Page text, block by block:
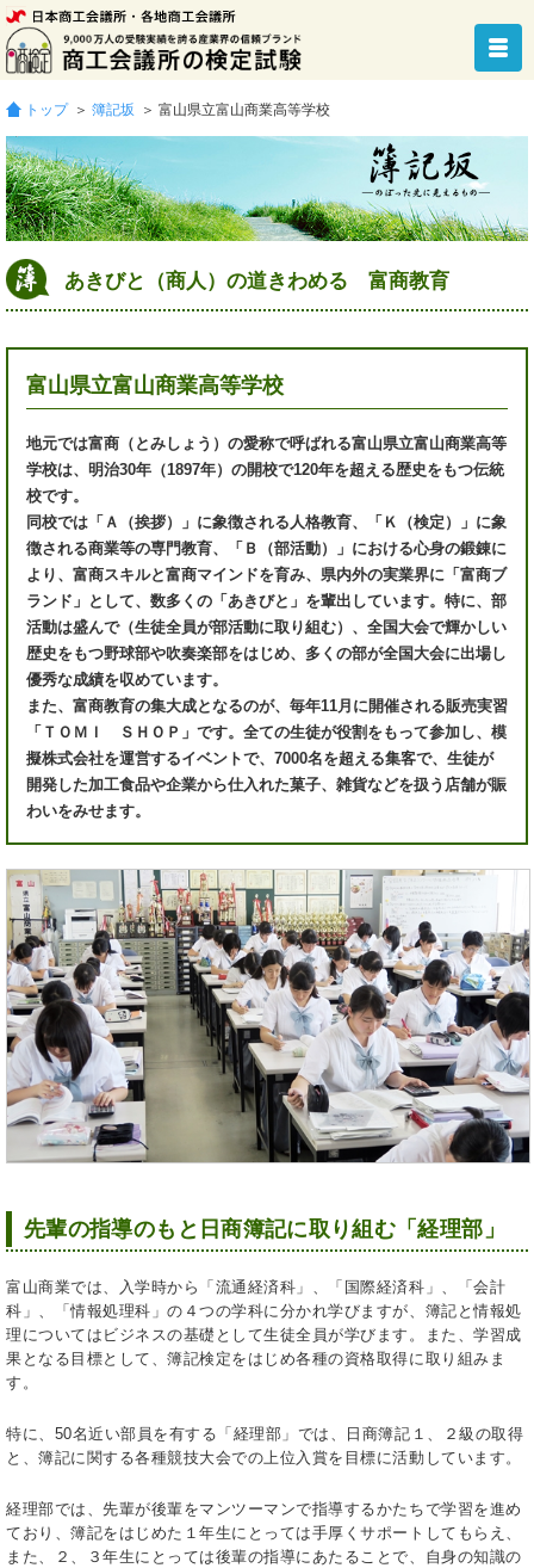
トップ ＞ 簿記坂 ＞ 富山県立富山商業高等学校
あきびと（商人）の道きわめる 富商教育
富山県立富山商業高等学校
地元では富商（とみしょう）の愛称で呼ばれる富山県立富山商業高等
学校は、明治30年（1897年）の開校で120年を超える歴史をもつ伝統
校です。
同校では「Ａ（挨拶）」に象徴される人格教育、「Ｋ（検定）」に象
徴される商業等の専門教育、「Ｂ（部活動）」における心身の鍛錬に
より、富商スキルと富商マインドを育み、県内外の実業界に「富商ブ
ランド」として、数多くの「あきびと」を輩出しています。特に、部
活動は盛んで（生徒全員が部活動に取り組む）、全国大会で輝かしい
歴史をもつ野球部や吹奏楽部をはじめ、多くの部が全国大会に出場し
優秀な成績を収めています。
また、富商教育の集大成となるのが、毎年11月に開催される販売実習
「ＴＯＭＩ ＳＨＯＰ」です。全ての生徒が役割をもって参加し、模
擬株式会社を運営するイベントで、7000名を超える集客で、生徒が
開発した加工食品や企業から仕入れた菓子、雑貨などを扱う店舗が賑
わいをみせます。
先輩の指導のもと日商簿記に取り組む「経理部」
富山商業では、入学時から「流通経済科」、「国際経済科」、「会計
科」、「情報処理科」の４つの学科に分かれ学びますが、簿記と情報処
理についてはビジネスの基礎として生徒全員が学びます。また、学習成
果となる目標として、簿記検定をはじめ各種の資格取得に取り組みま
す。
特に、50名近い部員を有する「経理部」では、日商簿記１、２級の取得
と、簿記に関する各種競技大会での上位入賞を目標に活動しています。
経理部では、先輩が後輩をマンツーマンで指導するかたちで学習を進め
ており、簿記をはじめた１年生にとっては手厚くサポートしてもらえ、
また、２、３年生にとっては後輩の指導にあたることで、自身の知識の